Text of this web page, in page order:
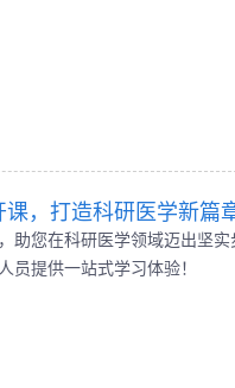
，打造科研医学新篇章
助您在科研医学领域迈出坚
员提供一站式学习体验！